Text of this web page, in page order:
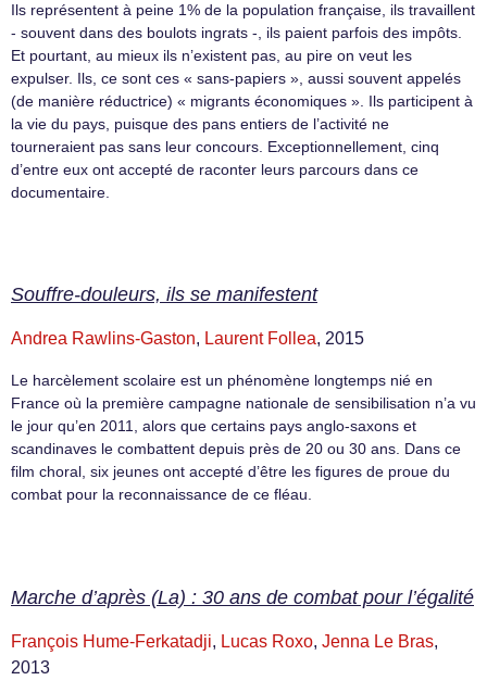
Ils représentent à peine 1% de la population française, ils travaillent
- souvent dans des boulots ingrats -, ils paient parfois des impôts.
Et pourtant, au mieux ils n’existent pas, au pire on veut les
expulser. Ils, ce sont ces « sans-papiers », aussi souvent appelés
(de manière réductrice) « migrants économiques ». Ils participent à
la vie du pays, puisque des pans entiers de l’activité ne
tourneraient pas sans leur concours. Exceptionnellement, cinq
d’entre eux ont accepté de raconter leurs parcours dans ce
documentaire.
Souffre-douleurs, ils se manifestent
Andrea Rawlins-Gaston, Laurent Follea, 2015
Le harcèlement scolaire est un phénomène longtemps nié en
France où la première campagne nationale de sensibilisation n’a vu
le jour qu’en 2011, alors que certains pays anglo-saxons et
scandinaves le combattent depuis près de 20 ou 30 ans. Dans ce
film choral, six jeunes ont accepté d’être les figures de proue du
combat pour la reconnaissance de ce fléau.
Marche d’après (La) : 30 ans de combat pour l’égalité
François Hume-Ferkatadji, Lucas Roxo, Jenna Le Bras,
2013